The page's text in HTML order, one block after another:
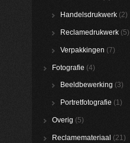
Handelsdrukwerk (2)
Reclamedrukwerk (5)
Verpakkingen (7)
Fotografie (4)
Beeldbewerking (3)
Portretfotografie (1)
Overig (5)
Reclamemateriaal (21)